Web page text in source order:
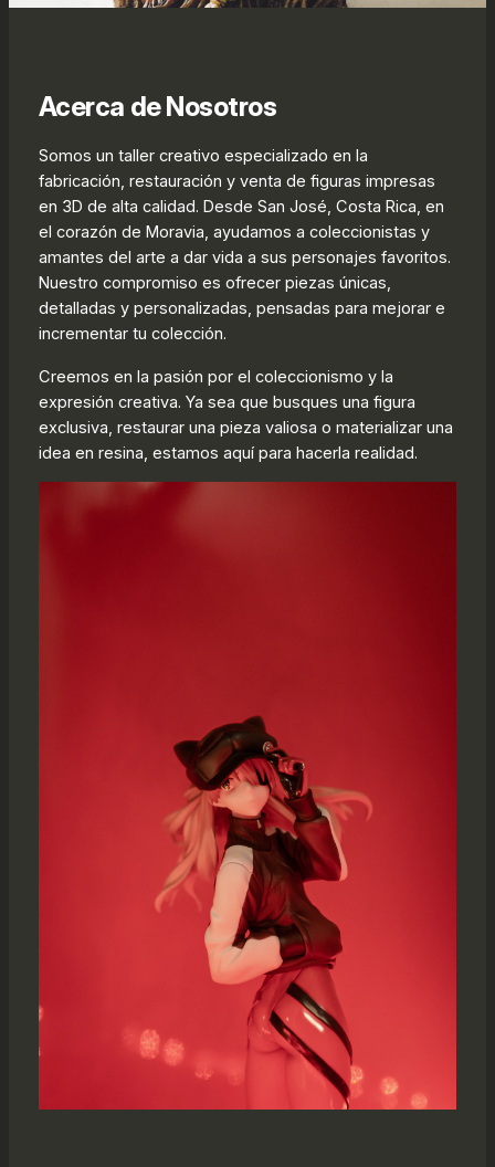
Acerca de Nosotros
Somos un taller creativo especializado en la
fabricación, restauración y venta de figuras impresas
en 3D de alta calidad. Desde San José, Costa Rica, en
el corazón de Moravia, ayudamos a coleccionistas y
amantes del arte a dar vida a sus personajes favoritos.
Nuestro compromiso es ofrecer piezas únicas,
detalladas y personalizadas, pensadas para mejorar e
incrementar tu colección.
Creemos en la pasión por el coleccionismo y la
expresión creativa. Ya sea que busques una figura
exclusiva, restaurar una pieza valiosa o materializar una
idea en resina, estamos aquí para hacerla realidad.